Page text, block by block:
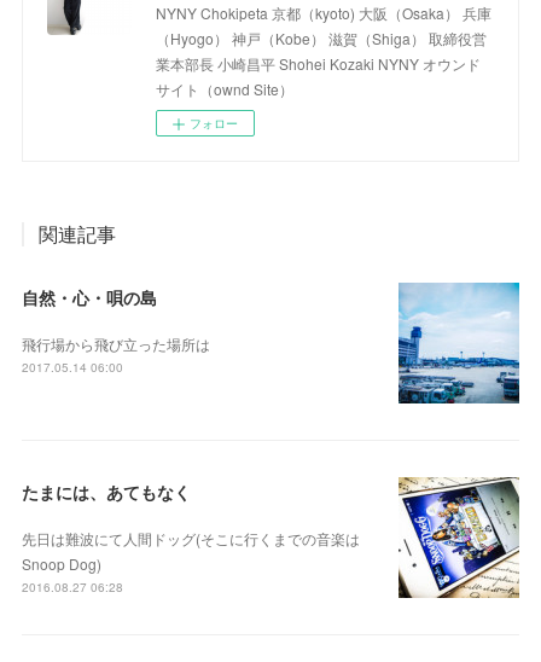
NYNY Chokipeta 京都（kyoto) 大阪（Osaka） 兵庫
（Hyogo） 神戸（Kobe） 滋賀（Shiga） 取締役営
業本部長 小崎昌平 Shohei Kozaki NYNY オウンド
サイト（ownd Site）
フォロー
関連記事
自然・心・唄の島
飛行場から飛び立った場所は
2017.05.14 06:00
たまには、あてもなく
先日は難波にて人間ドッグ(そこに行くまでの音楽は
Snoop Dog)
2016.08.27 06:28